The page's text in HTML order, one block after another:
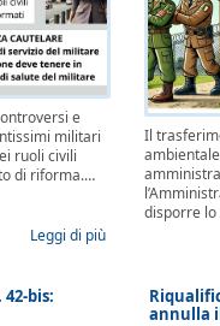
e
militari
ruoli civili
di riforma.…
Leggi di più
Il
disporre
bis:
annulla